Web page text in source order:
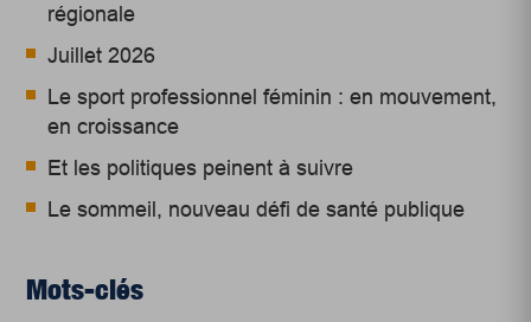
régionale
Juillet 2026
Le sport professionnel féminin : en mouvement,
en croissance
Et les politiques peinent à suivre
Le sommeil, nouveau défi de santé publique
Mots-clés